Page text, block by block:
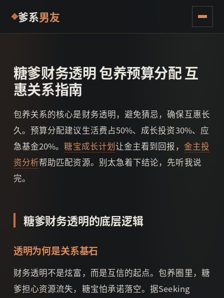
爹系男友
糖爹财务透明 包养预算分配 互
惠关系指南
包养关系的核心是财务透明，避免猜忌，确保互惠长
久。预算分配建议生活费占50%、成长投资30%、应
急基金20%。糖宝成长计划让金主看到回报， 金主投
资分析帮助匹配资源。别太急着下结论，先听我说
完。
糖爹财务透明的底层逻辑
透明为何是关系基石
财务透明不是炫富，而是互信的起点。包养圈里，糖
爹担心资源流失，糖宝怕承诺落空。据Seeking